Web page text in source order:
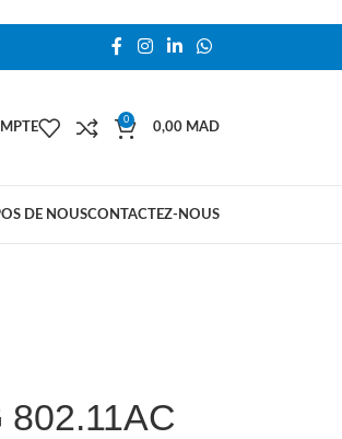
0
0,00 MAD
DE NOUSCONTACTEZ-NOUS